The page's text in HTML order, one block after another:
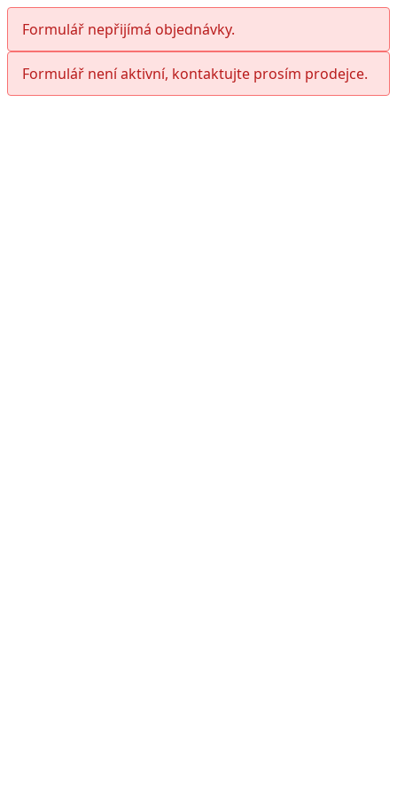
Formulář nepřijímá objednávky.
Formulář není aktivní, kontaktujte prosím prodejce.